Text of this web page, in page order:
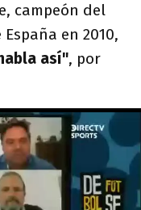
campeón del
en 2010,
así", por